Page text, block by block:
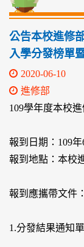
公告本校進修
入學分發榜單
2020-06-10
進修部
109學年度本校
報到日期：109年
報到地點：本校
報到應攜帶文件：
1.分發結果通知單